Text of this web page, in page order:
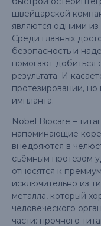
ALL-ON-4
ALL-ON-6
БАЗАЛЬНАЯ
швейцарской
являются одними
Среди главных
безопасность и
помогают добиться
результата. И
протезировании,
импланта.
Nobel Biocare –
напоминающие
внедряются в
съёмным протезом
относятся к
исключительно из
металла, который
человеческого
части: прочного